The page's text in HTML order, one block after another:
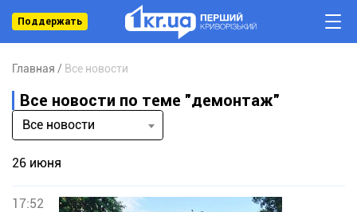
Поддержать
Главная Все новости
Все новости по теме "демонтаж"
Все новости
26 июня
17:52